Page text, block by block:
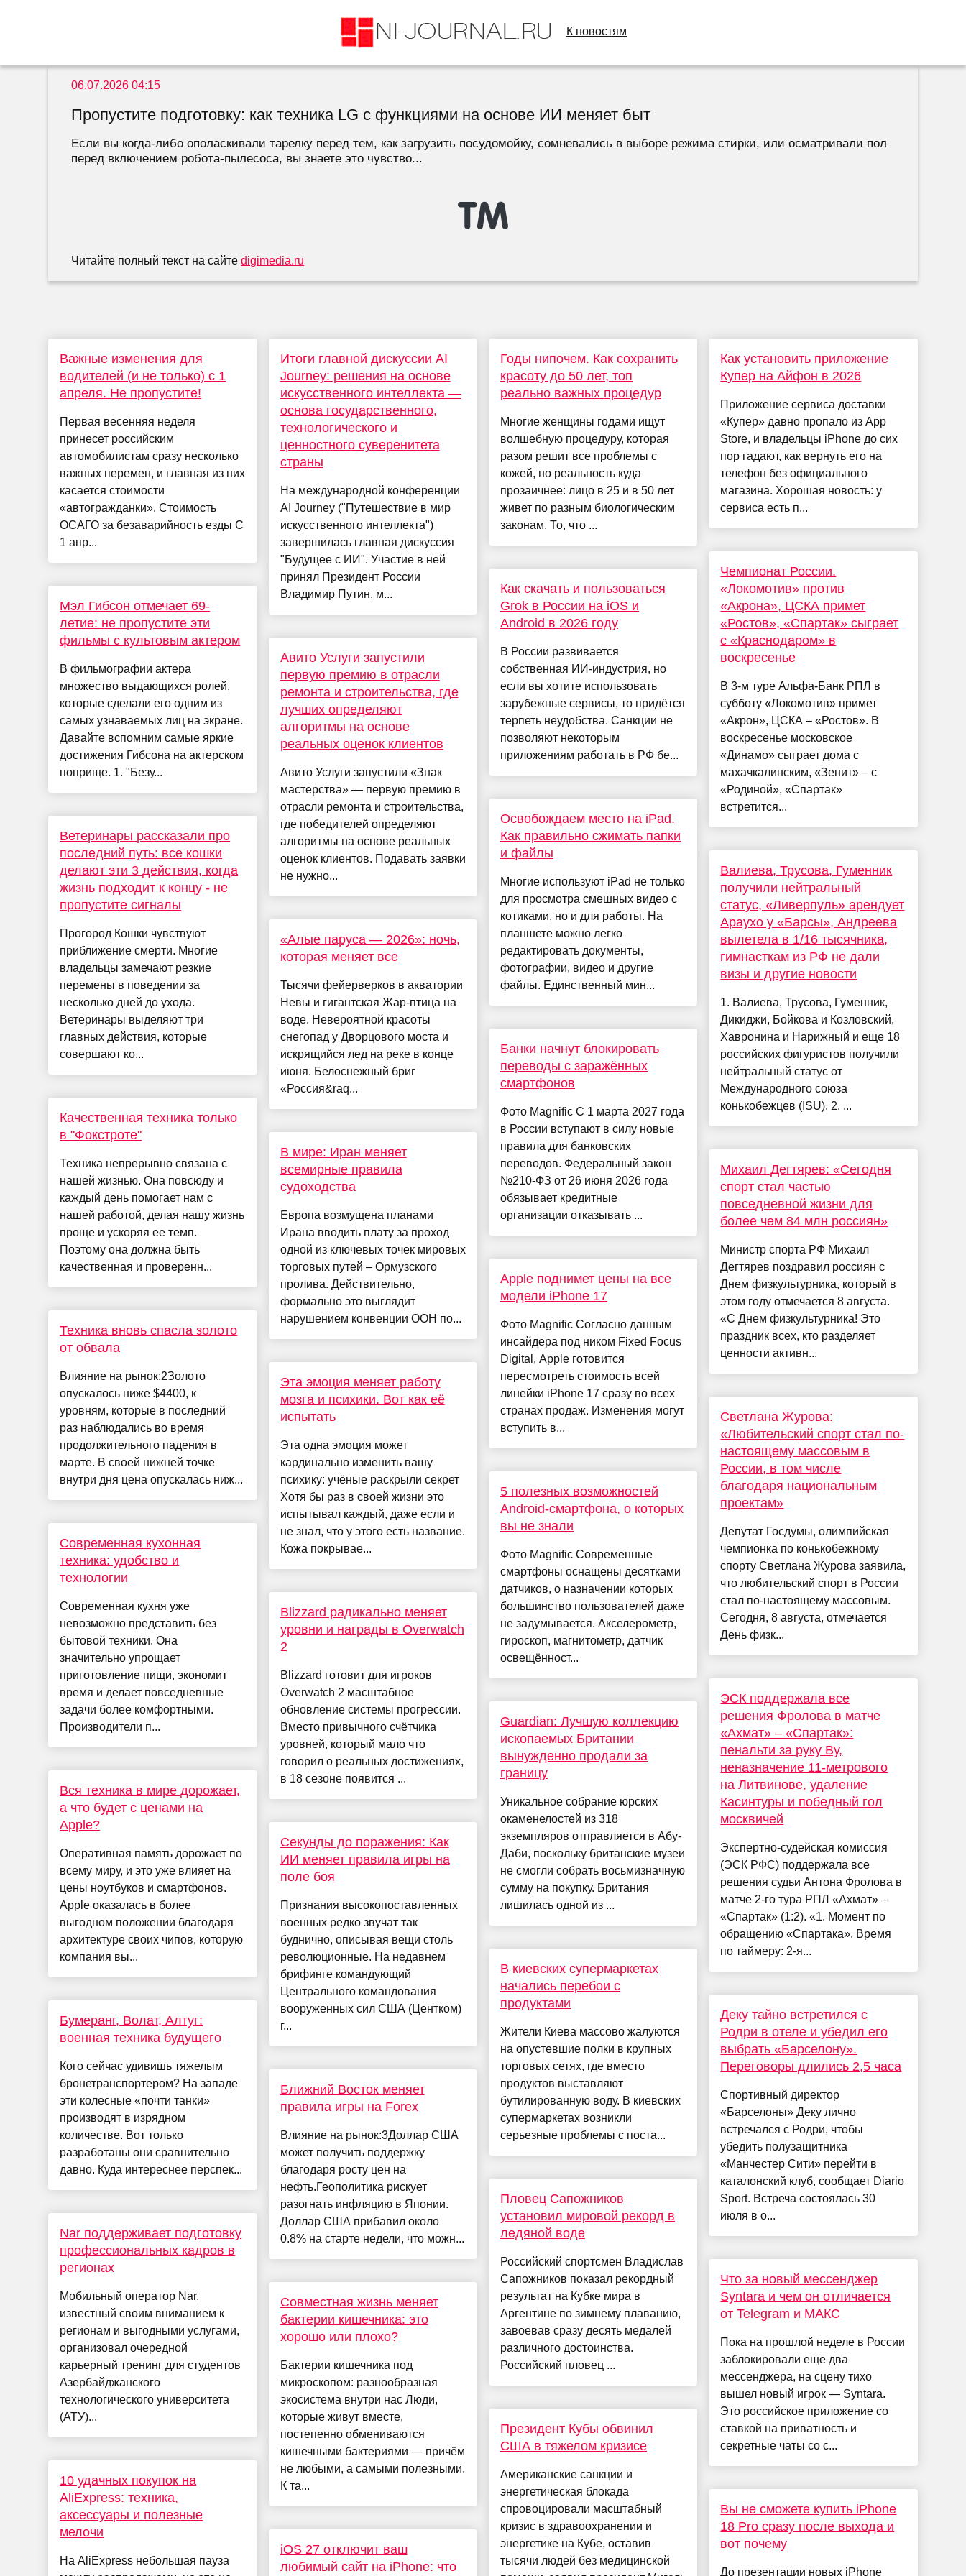
К новостям
06.07.2026 04:15
Пропустите подготовку: как техника LG с функциями на основе ИИ меняет быт
Если вы когда-либо ополаскивали тарелку перед тем, как загрузить посудомойку, сомневались в выборе режима стирки, или осматривали пол
перед включением робота-пылесоса, вы знаете это чувство...
Читайте полный текст на сайтеdigimedia.ru
Важные изменения для
водителей (и не только) с 1
апреля. Не пропустите!
Первая весенняя неделя
принесет российским
автомобилистам сразу несколько
важных перемен, и главная из них
касается стоимости
«автогражданки». Стоимость
ОСАГО за безаварийность езды С
1 апр...
Мэл Гибсон отмечает 69-
летие: не пропустите эти
фильмы с культовым актером
В фильмографии актера
множество выдающихся ролей,
которые сделали его одним из
самых узнаваемых лиц на экране.
Давайте вспомним самые яркие
достижения Гибсона на актерском
поприще. 1. "Безу...
Ветеринары рассказали про
последний путь: все кошки
делают эти 3 действия, когда
жизнь подходит к концу - не
пропустите сигналы
Прогород Кошки чувствуют
приближение смерти. Многие
владельцы замечают резкие
перемены в поведении за
несколько дней до ухода.
Ветеринары выделяют три
главных действия, которые
совершают ко...
Качественная техника только
в "Фокстроте"
Техника непрерывно связана с
нашей жизнью. Она повсюду и
каждый день помогает нам с
нашей работой, делая нашу жизнь
проще и ускоряя ее темп.
Поэтому она должна быть
качественная и проверенн...
Техника вновь спасла золото
от обвала
Влияние на рынок:2Золото
опускалось ниже $4400, к
уровням, которые в последний
раз наблюдались во время
продолжительного падения в
марте. В своей нижней точке
внутри дня цена опускалась ниж...
Современная кухонная
техника: удобство и
технологии
Современная кухня уже
невозможно представить без
бытовой техники. Она
значительно упрощает
приготовление пищи, экономит
время и делает повседневные
задачи более комфортными.
Производители п...
Вся техника в мире дорожает,
а что будет с ценами на
Apple?
Оперативная память дорожает по
всему миру, и это уже влияет на
цены ноутбуков и смартфонов.
Apple оказалась в более
выгодном положении благодаря
архитектуре своих чипов, которую
компания вы...
Бумеранг, Волат, Алтуг:
военная техника будущего
Кого сейчас удивишь тяжелым
бронетранспортером? На западе
эти колесные «почти танки»
производят в изрядном
количестве. Вот только
разработаны они сравнительно
давно. Куда интереснее перспек...
Nar поддерживает подготовку
профессиональных кадров в
регионах
Мобильный оператор Nar,
известный своим вниманием к
регионам и выгодными услугами,
организовал очередной
карьерный тренинг для студентов
Азербайджанского
технологического университета
(АТУ)...
10 удачных покупок на
AliExpress: техника,
аксессуары и полезные
мелочи
На AliExpress небольшая пауза
Итоги главной дискуссии AI
Journey: решения на основе
искусственного интеллекта —
основа государственного,
технологического и
ценностного суверенитета
страны
На международной конференции
AI Journey ("Путешествие в мир
искусственного интеллекта")
завершилась главная дискуссия
"Будущее с ИИ". Участие в ней
принял Президент России
Владимир Путин, м...
Авито Услуги запустили
первую премию в отрасли
ремонта и строительства, где
лучших определяют
алгоритмы на основе
реальных оценок клиентов
Авито Услуги запустили «Знак
мастерства» — первую премию в
отрасли ремонта и строительства,
где победителей определяют
алгоритмы на основе реальных
оценок клиентов. Подавать заявки
не нужно...
«Алые паруса — 2026»: ночь,
которая меняет все
Тысячи фейерверков в акватории
Невы и гигантская Жар-птица на
воде. Невероятной красоты
снегопад у Дворцового моста и
искрящийся лед на реке в конце
июня. Белоснежный бриг
«Россия&raq...
В мире: Иран меняет
всемирные правила
судоходства
Европа возмущена планами
Ирана вводить плату за проход
одной из ключевых точек мировых
торговых путей – Ормузского
пролива. Действительно,
формально это выглядит
нарушением конвенции ООН по...
Эта эмоция меняет работу
мозга и психики. Вот как её
испытать
Эта одна эмоция может
кардинально изменить вашу
психику: учёные раскрыли секрет
Хотя бы раз в своей жизни это
испытывал каждый, даже если и
не знал, что у этого есть название.
Кожа покрывае...
Blizzard радикально меняет
уровни и награды в Overwatch
2
Blizzard готовит для игроков
Overwatch 2 масштабное
обновление системы прогрессии.
Вместо привычного счётчика
уровней, который мало что
говорил о реальных достижениях,
в 18 сезоне появится ...
Секунды до поражения: Как
ИИ меняет правила игры на
поле боя
Признания высокопоставленных
военных редко звучат так
буднично, описывая вещи столь
революционные. На недавнем
брифинге командующий
Центрального командования
вооруженных сил США (Центком)
г...
Ближний Восток меняет
правила игры на Forex
Влияние на рынок:3Доллар США
может получить поддержку
благодаря росту цен на
нефть.Геополитика рискует
разогнать инфляцию в Японии.
Доллар США прибавил около
0.8% на старте недели, что можн...
Совместная жизнь меняет
бактерии кишечника: это
хорошо или плохо?
Бактерии кишечника под
микроскопом: разнообразная
экосистема внутри нас Люди,
которые живут вместе,
постепенно обмениваются
кишечными бактериями — причём
не любыми, а самыми полезными.
К та...
iOS 27 отключит ваш
любимый сайт на iPhone: что
Годы нипочем. Как сохранить
красоту до 50 лет, топ
реально важных процедур
Многие женщины годами ищут
волшебную процедуру, которая
разом решит все проблемы с
кожей, но реальность куда
прозаичнее: лицо в 25 и в 50 лет
живет по разным биологическим
законам. То, что ...
Как скачать и пользоваться
Grok в России на iOS и
Android в 2026 году
В России развивается
собственная ИИ-индустрия, но
если вы хотите использовать
зарубежные сервисы, то придётся
терпеть неудобства. Санкции не
позволяют некоторым
приложениям работать в РФ бе...
Освобождаем место на iPad.
Как правильно сжимать папки
и файлы
Многие используют iPad не только
для просмотра смешных видео с
котиками, но и для работы. На
планшете можно легко
редактировать документы,
фотографии, видео и другие
файлы. Единственный мин...
Банки начнут блокировать
переводы с заражённых
смартфонов
Фото Magnific С 1 марта 2027 года
в России вступают в силу новые
правила для банковских
переводов. Федеральный закон
№210-ФЗ от 26 июня 2026 года
обязывает кредитные
организации отказывать ...
Apple поднимет цены на все
модели iPhone 17
Фото Magnific Согласно данным
инсайдера под ником Fixed Focus
Digital, Apple готовится
пересмотреть стоимость всей
линейки iPhone 17 сразу во всех
странах продаж. Изменения могут
вступить в...
5 полезных возможностей
Android-смартфона, о которых
вы не знали
Фото Magnific Современные
смартфоны оснащены десятками
датчиков, о назначении которых
большинство пользователей даже
не задумывается. Акселерометр,
гироскоп, магнитометр, датчик
освещённост...
Guardian: Лучшую коллекцию
ископаемых Британии
вынужденно продали за
границу
Уникальное собрание юрских
окаменелостей из 318
экземпляров отправляется в Абу-
Даби, поскольку британские музеи
не смогли собрать восьмизначную
сумму на покупку. Британия
лишилась одной из ...
В киевских супермаркетах
начались перебои с
продуктами
Жители Киева массово жалуются
на опустевшие полки в крупных
торговых сетях, где вместо
продуктов выставляют
бутилированную воду. В киевских
супермаркетах возникли
серьезные проблемы с поста...
Пловец Сапожников
установил мировой рекорд в
ледяной воде
Российский спортсмен Владислав
Сапожников показал рекордный
результат на Кубке мира в
Аргентине по зимнему плаванию,
завоевав сразу десять медалей
различного достоинства.
Российский пловец ...
Президент Кубы обвинил
США в тяжелом кризисе
Американские санкции и
энергетическая блокада
спровоцировали масштабный
кризис в здравоохранении и
энергетике на Кубе, оставив
тысячи людей без медицинской
Как установить приложение
Купер на Айфон в 2026
Приложение сервиса доставки
«Купер» давно пропало из App
Store, и владельцы iPhone до сих
пор гадают, как вернуть его на
телефон без официального
магазина. Хорошая новость: у
сервиса есть п...
Чемпионат России.
«Локомотив» против
«Акрона», ЦСКА примет
«Ростов», «Спартак» сыграет
с «Краснодаром» в
воскресенье
В 3-м туре Альфа-Банк РПЛ в
субботу «Локомотив» примет
«Акрон», ЦСКА – «Ростов». В
воскресенье московское
«Динамо» сыграет дома с
махачкалинским, «Зенит» – с
«Родиной», «Спартак»
встретится...
Валиева, Трусова, Гуменник
получили нейтральный
статус, «Ливерпуль» арендует
Араухо у «Барсы», Андреева
вылетела в 1/16 тысячника,
гимнасткам из РФ не дали
визы и другие новости
1. Валиева, Трусова, Гуменник,
Дикиджи, Бойкова и Козловский,
Хавронина и Нарижный и еще 18
российских фигуристов получили
нейтральный статус от
Международного союза
конькобежцев (ISU). 2. ...
Михаил Дегтярев: «Сегодня
спорт стал частью
повседневной жизни для
более чем 84 млн россиян»
Министр спорта РФ Михаил
Дегтярев поздравил россиян с
Днем физкультурника, который в
этом году отмечается 8 августа.
«С Днем физкультурника! Это
праздник всех, кто разделяет
ценности активн...
Светлана Журова:
«Любительский спорт стал по-
настоящему массовым в
России, в том числе
благодаря национальным
проектам»
Депутат Госдумы, олимпийская
чемпионка по конькобежному
спорту Светлана Журова заявила,
что любительский спорт в России
стал по-настоящему массовым.
Сегодня, 8 августа, отмечается
День физк...
ЭСК поддержала все
решения Фролова в матче
«Ахмат» – «Спартак»:
пенальти за руку Ву,
неназначение 11-метрового
на Литвинове, удаление
Касинтуры и победный гол
москвичей
Экспертно-судейская комиссия
(ЭСК РФС) поддержала все
решения судьи Антона Фролова в
матче 2-го тура РПЛ «Ахмат» –
«Спартак» (1:2). «1. Момент по
обращению «Спартака». Время
по таймеру: 2-я...
Деку тайно встретился с
Родри в отеле и убедил его
выбрать «Барселону».
Переговоры длились 2,5 часа
Спортивный директор
«Барселоны» Деку лично
встречался с Родри, чтобы
убедить полузащитника
«Манчестер Сити» перейти в
каталонский клуб, сообщает Diario
Sport. Встреча состоялась 30
июля в о...
Что за новый мессенджер
Syntara и чем он отличается
от Telegram и МАКС
Пока на прошлой неделе в России
заблокировали еще два
мессенджера, на сцену тихо
вышел новый игрок — Syntara.
Это российское приложение со
ставкой на приватность и
секретные чаты со с...
Вы не сможете купить iPhone
18 Pro сразу после выхода и
вот почему
До презентации новых iPhone